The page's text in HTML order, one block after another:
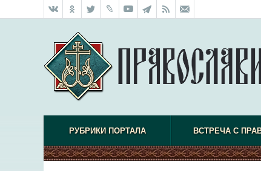
РУБРИКИ ПОРТАЛА ВСТРЕЧА С